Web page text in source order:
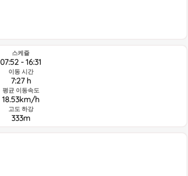
스케쥴
07:52 - 16:31
이동 시간
7:27 h
평균 이동속도
18.53km/h
고도 하강
333m